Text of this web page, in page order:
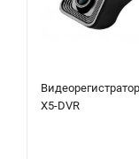
X5-DVR